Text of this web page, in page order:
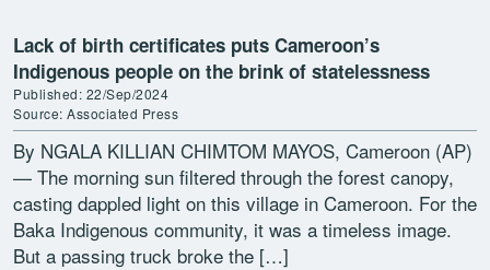
Lack of birth certificates puts Cameroon’s
Indigenous people on the brink of statelessness
Published: 22/Sep/2024
Source: Associated Press
By NGALA KILLIAN CHIMTOM MAYOS, Cameroon (AP)
— The morning sun filtered through the forest canopy,
casting dappled light on this village in Cameroon. For the
Baka Indigenous community, it was a timeless image.
But a passing truck broke the […]